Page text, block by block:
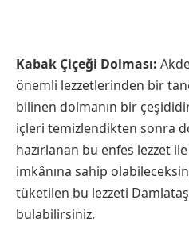
Kabak Çiçeği Dolması:
önemli lezzetlerinden bir
bilinen dolmanın bir
içleri temizlendikten sonra
hazırlanan bu enfes lezzet
imkânına sahip
tüketilen bu lezzeti
bulabilirsiniz.